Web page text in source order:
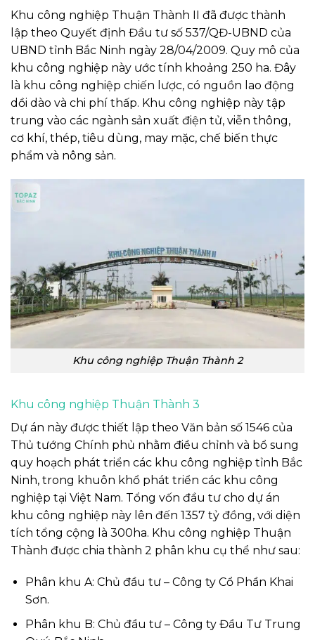
Khu công nghiệp Thuận Thành II đã được thành
lập theo Quyết định Đầu tư số 537/QĐ-UBND của
UBND tỉnh Bắc Ninh ngày 28/04/2009. Quy mô của
khu công nghiệp này ước tính khoảng 250 ha. Đây
là khu công nghiệp chiến lược, có nguồn lao động
dồi dào và chi phí thấp. Khu công nghiệp này tập
trung vào các ngành sản xuất điện tử, viễn thông,
cơ khí, thép, tiêu dùng, may mặc, chế biến thực
phẩm và nông sản.
Khu công nghiệp Thuận Thành 2
Khu công nghiệp Thuận Thành 3
Dự án này được thiết lập theo Văn bản số 1546 của
Thủ tướng Chính phủ nhằm điều chỉnh và bổ sung
quy hoạch phát triển các khu công nghiệp tỉnh Bắc
Ninh, trong khuôn khổ phát triển các khu công
nghiệp tại Việt Nam. Tổng vốn đầu tư cho dự án
khu công nghiệp này lên đến 1357 tỷ đồng, với diện
tích tổng cộng là 300ha. Khu công nghiệp Thuận
Thành được chia thành 2 phân khu cụ thể như sau:
Phân khu A: Chủ đầu tư – Công ty Cổ Phần Khai
Sơn.
Phân khu B: Chủ đầu tư – Công ty Đầu Tư Trung